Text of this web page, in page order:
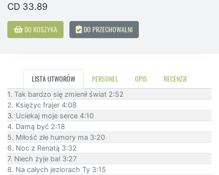
CD 33.89
DO KOSZYKA DO PRZECHOWALNI
LISTA UTWORÓW PERSONEL OPIS RECENZJE
1. Tak bardzo się zmienił świat 2:52
2. Księżyc frajer 4:08
3. Uciekaj moje serce 4:10
4. Damą być 2:18
5. Miłość złe humory ma 3:20
6. Noc z Renatą 3:32
7. Niech żyje bal 3:27
8. Na całych jeziorach Ty 3:15